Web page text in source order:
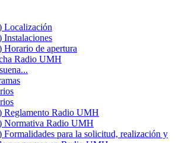
Localización
Instalaciones
Horario de apertura
Radio UMH
Reglamento Radio UMH
Normativa Radio UMH
Formalidades para la solicitud, realización y